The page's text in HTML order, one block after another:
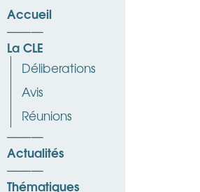
Accueil
La CLE
Déliberations
Avis
Réunions
Actualités
Thématiques